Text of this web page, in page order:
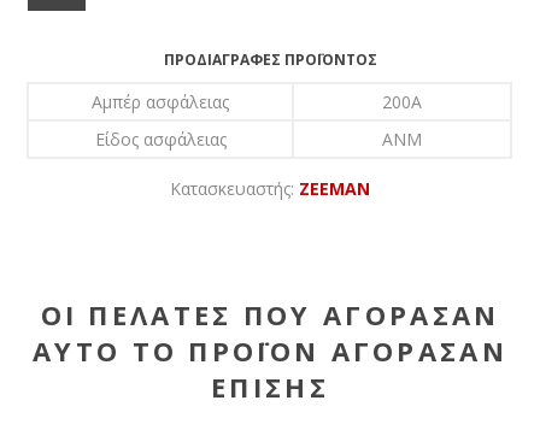
ΠΡΟΔΙΑΓΡΑΦΈΣ ΠΡΟΪΌΝΤΟΣ
Αμπέρ ασφάλειας
200A
Είδος ασφάλειας
ANM
Κατασκευαστής: ZEEMAN
ΟΙ ΠΕΛΆΤΕΣ ΠΟΥ ΑΓΌΡΑΣΑΝ
ΑΥΤΌ ΤΟ ΠΡΟΪΌΝ ΑΓΌΡΑΣΑΝ
ΕΠΊΣΗΣ